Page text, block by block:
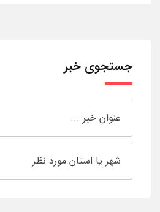
جستجوی خبر